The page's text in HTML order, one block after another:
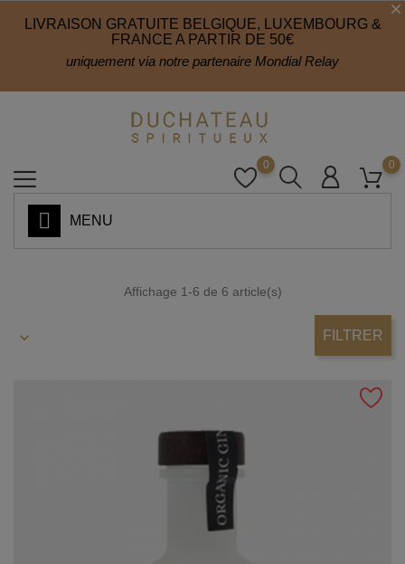
LIVRAISON GRATUITE BELGIQUE, LUXEMBOURG &
FRANCE A PARTIR DE 50€
uniquement via notre partenaire Mondial Relay
0
0
MENU
FILTRER
Affichage 1-6 de 6 article(s)